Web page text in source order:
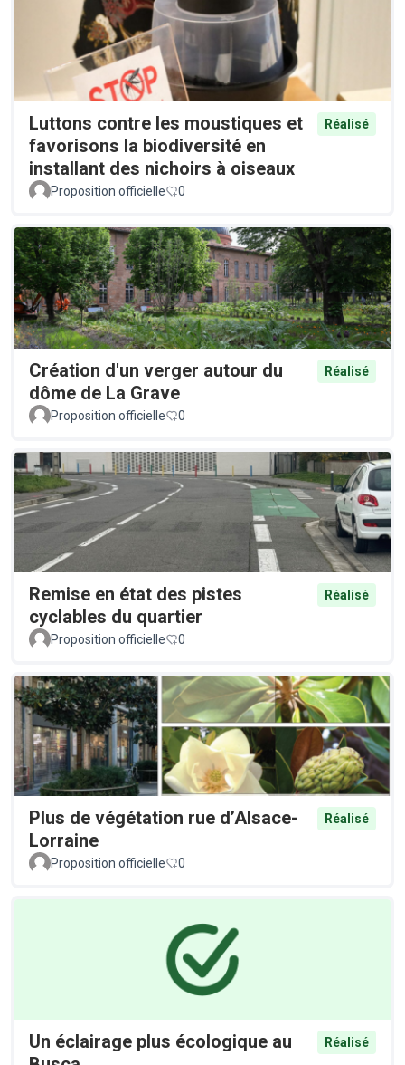
Luttons contre les moustiques et
favorisons la biodiversité en
installant des nichoirs à oiseaux
Réalisé
Proposition officielle 0
Création d'un verger autour du
dôme de La Grave
Réalisé
Proposition officielle 0
Remise en état des pistes
cyclables du quartier
Réalisé
Proposition officielle 0
Plus de végétation rue d’Alsace-
Lorraine
Réalisé
Proposition officielle 0
Un éclairage plus écologique au
Réalisé